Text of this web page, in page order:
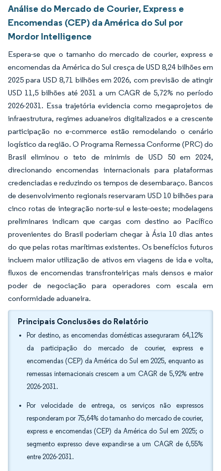
Análise do Mercado de Courier, Express e
Encomendas (CEP) da América do Sul por
Mordor Intelligence
Espera-se que o tamanho do mercado de courier, express e
encomendas da América do Sul cresça de USD 8,24 bilhões em
2025 para USD 8,71 bilhões em 2026, com previsão de atingir
USD 11,5 bilhões até 2031 a um CAGR de 5,72% no período
2026-2031. Essa trajetória evidencia como megaprojetos de
infraestrutura, regimes aduaneiros digitalizados e a crescente
participação no e-commerce estão remodelando o cenário
logístico da região. O Programa Remessa Conforme (PRC) do
Brasil eliminou o teto de minimis de USD 50 em 2024,
direcionando encomendas internacionais para plataformas
credenciadas e reduzindo os tempos de desembaraço. Bancos
de desenvolvimento regionais reservaram USD 10 bilhões para
cinco rotas de integração norte-sul e leste-oeste; modelagens
preliminares indicam que cargas com destino ao Pacífico
provenientes do Brasil poderiam chegar à Ásia 10 dias antes
do que pelas rotas marítimas existentes. Os benefícios futuros
incluem maior utilização de ativos em viagens de ida e volta,
fluxos de encomendas transfronteiriças mais densos e maior
poder de negociação para operadores com escala em
conformidade aduaneira.
Principais Conclusões do Relatório
Por destino, as encomendas domésticas asseguraram 64,12%
da participação do mercado de courier, express e
encomendas (CEP) da América do Sul em 2025, enquanto as
remessas internacionais crescem a um CAGR de 5,92% entre
2026-2031.
Por velocidade de entrega, os serviços não expressos
responderam por 75,64% do tamanho do mercado de courier,
express e encomendas (CEP) da América do Sul em 2025; o
segmento expresso deve expandir-se a um CAGR de 6,55%
entre 2026-2031.